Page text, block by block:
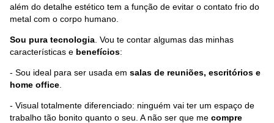
além do detalhe estético tem a função de evitar o contato frio do
metal com o corpo humano.
Sou pura tecnologia . Vou te contar algumas das minhas
características e benefícios:
- Sou ideal para ser usada em salas de reuniões, escritórios e
home office
- Visual totalmente diferenciado: ninguém vai ter um espaço de
trabalho tão bonito quanto o seu. A não ser que me compre